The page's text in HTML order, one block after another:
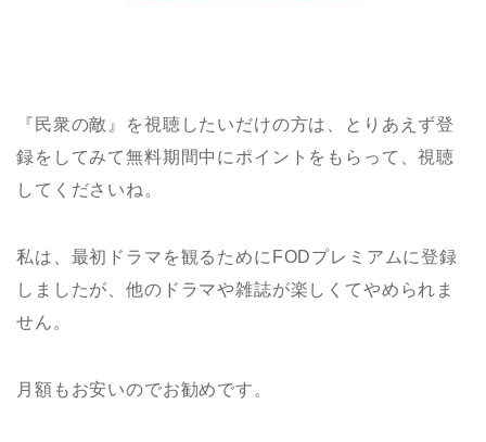
『民衆の敵』を視聴したいだけの方は、とりあえず登
録をしてみて無料期間中にポイントをもらって、視聴
してくださいね。
私は、最初ドラマを観るためにFODプレミアムに登録
しましたが、他のドラマや雑誌が楽しくてやめられま
せん。
月額もお安いのでお勧めです。